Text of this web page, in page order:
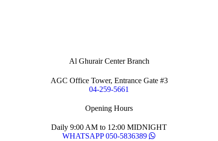
Al Ghurair Center Branch
AGC Office Tower, Entrance Gate #3
04-259-5661
Opening Hours
Daily 9:00 AM to 12:00 MIDNIGHT
WHATSAPP 050-5836389